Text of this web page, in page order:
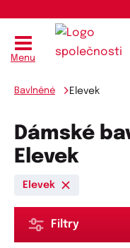
Menu
Bavlněné Elevek
Dámské
Elevek
Elevek
Filtry